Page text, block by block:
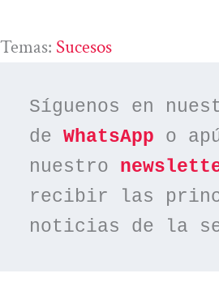
Temas: Sucesos
Síguenos en
de WhatsApp o
nuestro
recibir las
noticias de la